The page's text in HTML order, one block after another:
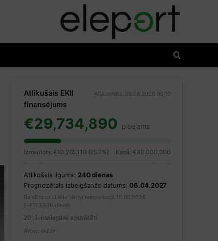
Atlikušais EKII
finansējums
Atjaunināts: 09.08.2026 09:19
€29,734,890 pieejams
Izmantots: €10,265,110 (25.7%) Kopā: €40,000,000
Atlikušais ilgums: 240 dienas
Prognozētais izbeigšanās datums: 06.04.2027
Balstīts uz vidējo tēriņa tempu kopš 18.05.2026
(~€123,676/dienā)
2010 iesniegumi apstrādāti
Avots: ekii.lv